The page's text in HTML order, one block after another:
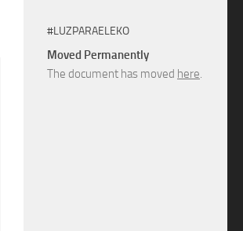
#LUZPARAELEKO
Moved Permanently
The document has moved here.